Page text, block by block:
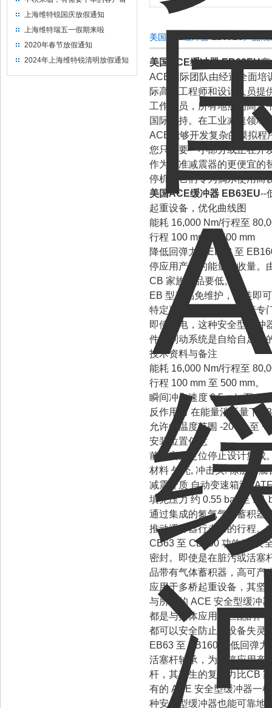
提前下单
上海维特锐国庆放假通知
上海维特瑞五一假期来啦
2020年春节放假通知
2024年上海维特锐清明放假通知
美国ACE缓冲器 EB63EU产品概
美国ACE缓冲器 EB63EU产
ACE国际团队由经过全面培
际高级工程师和设计人员提
工作人员，所有地点的高水
国际支持。在工业减速领域
ACE能够开发复杂的模拟程
您只需要一小部分或正在开
作为标准减震器的更便宜的
停机。它们专为偶尔使用而
美国ACE缓冲器 EB63EU--
起重设备，优化曲线图
能耗 16,000 Nm/行程至
行程 100 mm 至 500 mm
降低回弹力：EB63 至
停应用产生的能量吸收量。
CB 家族产品要低。
EB 型产品免维护，安装即
特定要求相匹配，并进行专
即使停电，这种安全型缓冲
件的制动系统是自给自足式
技术资料与备注
能耗 16,000 Nm/行程至
行程 100 mm 至 500 mm。
瞬间冲击速度 0.5 m/s 至
反作用力 在能量消耗量下
允许的温度范围 -20 °C 至
安装位置任意
前端安全定位停止设计集成
材料 外壳, 冲击头: 涂层耐
减震介质 自动变速箱油
填充压力 约 0.55 bar 至 1.1
通过集成的氮气气体蓄积器
推动缓冲器行走它的行程。
CB63 至 CB160 功效*的安
密封。即使是在脏污或活塞
品带有气体蓄积器，高可产
应用于多桥起重设备，其坚
与所有的 ACE 安全型缓冲
都是与具体应用相匹配的。
都可以安全防止因设备失灵
EB63 至 EB160 降低回弹
活塞杆轴承，为急停应用产
杆，其产生的复位力比CB
有的 ACE 安全型缓冲器一
种安全型缓冲器也能可靠地